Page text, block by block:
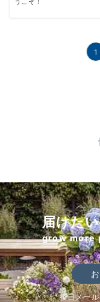
り
1
届けた
grow more
後日メー